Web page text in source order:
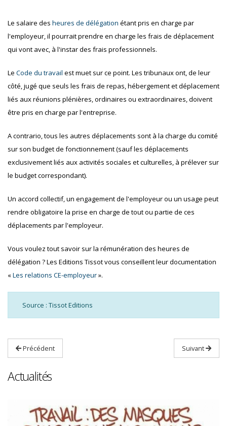
Le salaire des heures de délégation étant pris en charge par
l'employeur, il pourrait prendre en charge les frais de déplacement
qui vont avec, à l'instar des frais professionnels.
Le Code du travail est muet sur ce point. Les tribunaux ont, de leur
côté, jugé que seuls les frais de repas, hébergement et déplacement
liés aux réunions plénières, ordinaires ou extraordinaires, doivent
être pris en charge par l'entreprise.
A contrario, tous les autres déplacements sont à la charge du comité
sur son budget de fonctionnement (sauf les déplacements
exclusivement liés aux activités sociales et culturelles, à prélever sur
le budget correspondant).
Un accord collectif, un engagement de l'employeur ou un usage peut
rendre obligatoire la prise en charge de tout ou partie de ces
déplacements par l'employeur.
Vous voulez tout savoir sur la rémunération des heures de
délégation ? Les Editions Tissot vous conseillent leur documentation
«Les relations CE-employeur».
Source : Tissot Editions
Précédent Suivant
Actualités